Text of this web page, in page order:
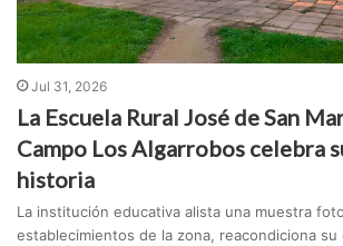
Jul 31, 2026
La Escuela Rural José de San
Campo Los Algarrobos celebra
historia
La institución educativa alista una muestra
establecimientos de la zona, reacondiciona su